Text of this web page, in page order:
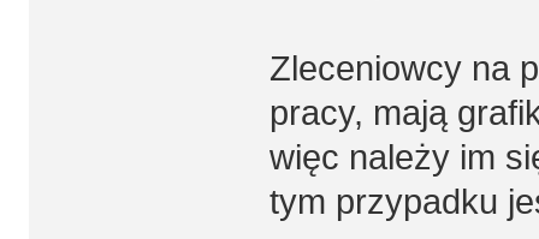
Zleceniowcy na
pracy, mają
więc należy im
tym przypadku